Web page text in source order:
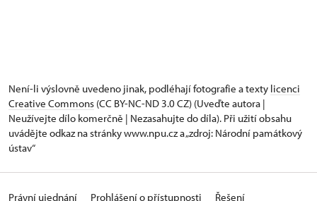
Není-li výslovně uvedeno jinak, podléhají fotografie a texty licenci
Creative Commons (CC BY-NC-ND 3.0 CZ) (Uveďte autora |
Neužívejte dílo komerčně | Nezasahujte do díla). Při užití obsahu
uvádějte odkaz na stránky www.npu.cz a „zdroj: Národní památkový
ústav“
Právní ujednání Prohlášení o přístupnosti Řešení